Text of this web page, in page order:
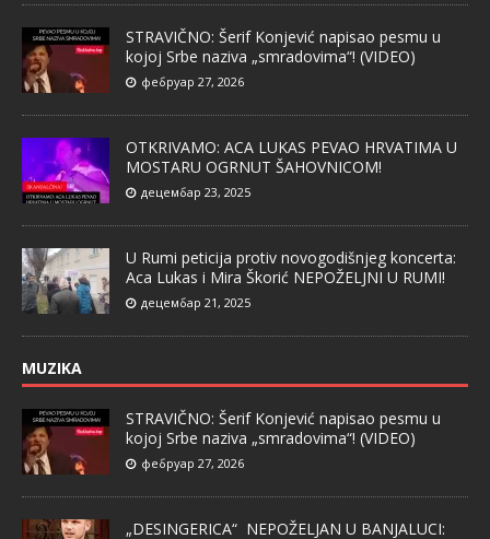
STRAVIČNO: Šerif Konjević napisao pesmu u
kojoj Srbe naziva „smradovima“! (VIDEO)
фебруар 27, 2026
OTKRIVAMO: ACA LUKAS PEVAO HRVATIMA U
MOSTARU OGRNUT ŠAHOVNICOM!
децембар 23, 2025
U Rumi peticija protiv novogodišnjeg koncerta:
Aca Lukas i Mira Škorić NEPOŽELJNI U RUMI!
децембар 21, 2025
MUZIKA
STRAVIČNO: Šerif Konjević napisao pesmu u
kojoj Srbe naziva „smradovima“! (VIDEO)
фебруар 27, 2026
„DESINGERICA“ NEPOŽELJAN U BANJALUCI: